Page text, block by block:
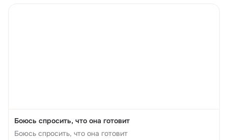
Боюсь спросить, что она готовит
Боюсь спросить, что она готовит